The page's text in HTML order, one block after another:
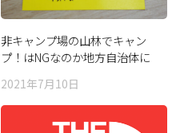
非キャンプ場の山林でキャン
プ！はNGなのか地方自治体に
2021年7月10日